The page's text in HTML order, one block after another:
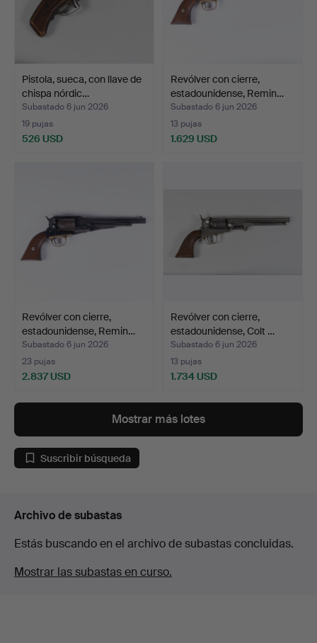
Pistola, sueca, con llave de
chispa nórdic…
Subastado 6 jun 2026
19 pujas
526 USD
Revólver con cierre,
estadounidense, Remin…
Subastado 6 jun 2026
13 pujas
1.629 USD
Revólver con cierre,
estadounidense, Remin…
Subastado 6 jun 2026
23 pujas
2.837 USD
Revólver con cierre,
estadounidense, Colt …
Subastado 6 jun 2026
13 pujas
1.734 USD
Mostrar más lotes
Suscribir búsqueda
Archivo de subastas
Estás buscando en el archivo de subastas concluidas.
Mostrar las subastas en curso.